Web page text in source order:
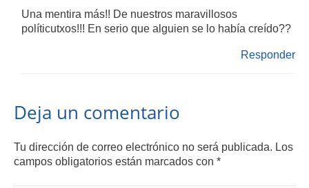
Una mentira más!! De nuestros maravillosos
políticutxos!!! En serio que alguien se lo había creído??
Responder
Deja un comentario
Tu dirección de correo electrónico no será publicada. Los
campos obligatorios están marcados con *